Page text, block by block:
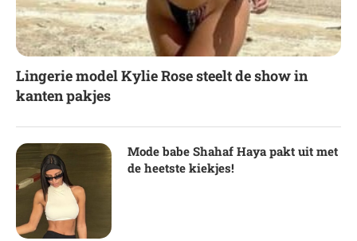
Lingerie model Kylie Rose steelt de show in
kanten pakjes
Mode babe Shahaf Haya pakt uit met
de heetste kiekjes!